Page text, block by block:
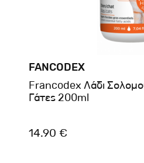
FANCODEX
Francodex Λάδι
Γάτες 200ml
14.90 €